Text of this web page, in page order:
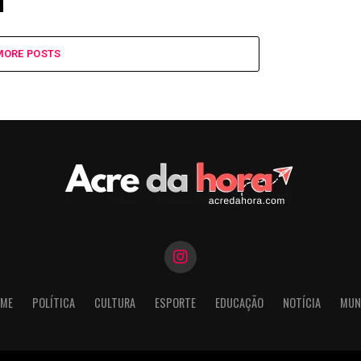
POSTS
POLÍTICA CULTURA ESPORTE EDUCAÇÃO NOTÍCIA